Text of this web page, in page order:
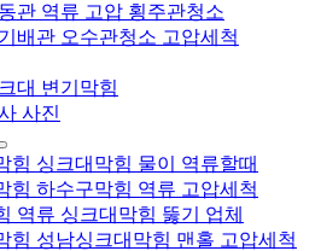
관 역류 고압 횡주관청소
배관 오수관청소 고압세척
대 변기막힘
사진
힘 싱크대막힘 물이 역류할때
힘 하수구막힘 역류 고압세척
역류 싱크대막힘 뚫기 업체
힘 성남싱크대막힘 맨홀 고압세척